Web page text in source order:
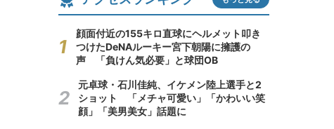
顔面付近の155キロ直球にヘルメット叩き
つけたDeNAルーキー宮下朝陽に擁護の
声 「負けん気必要」と球団OB
元卓球・石川佳純、イケメン陸上選手と2
ショット 「メチャ可愛い」「かわいい笑
顔」「美男美女」話題に